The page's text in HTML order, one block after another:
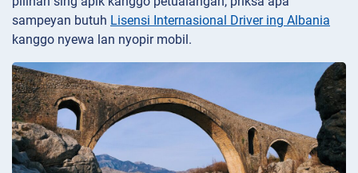
sampeyan butuh Lisensi Internasional Driver ing Albania
kanggo nyewa lan nyopir mobil.